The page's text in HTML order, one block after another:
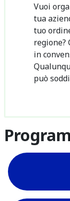
Vuoi
tua
tuo
regione?
in
può